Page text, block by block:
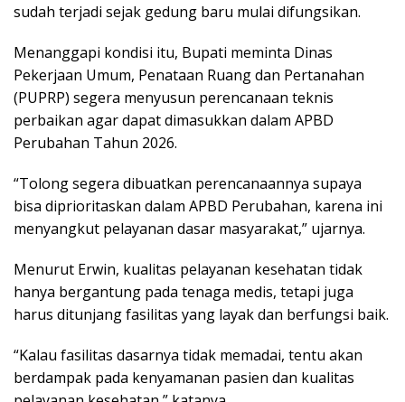
sudah terjadi sejak gedung baru mulai difungsikan.
Menanggapi kondisi itu, Bupati meminta Dinas
Pekerjaan Umum, Penataan Ruang dan Pertanahan
(PUPRP) segera menyusun perencanaan teknis
perbaikan agar dapat dimasukkan dalam APBD
Perubahan Tahun 2026.
“Tolong segera dibuatkan perencanaannya supaya
bisa diprioritaskan dalam APBD Perubahan, karena ini
menyangkut pelayanan dasar masyarakat,” ujarnya.
Menurut Erwin, kualitas pelayanan kesehatan tidak
hanya bergantung pada tenaga medis, tetapi juga
harus ditunjang fasilitas yang layak dan berfungsi baik.
“Kalau fasilitas dasarnya tidak memadai, tentu akan
berdampak pada kenyamanan pasien dan kualitas